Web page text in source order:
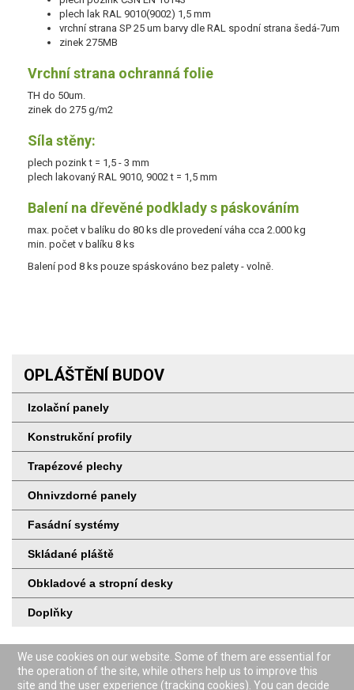
plech lak RAL 9010(9002) 1,5 mm
vrchní strana SP 25 um barvy dle RAL spodní strana šedá-7um
zinek 275MB
Vrchní strana ochranná folie
TH do 50um.
zinek do 275 g/m2
Síla stěny:
plech pozink t = 1,5 - 3 mm
plech lakovaný RAL 9010, 9002 t = 1,5 mm
Balení na dřevěné podklady s páskováním
max. počet v balíku do 80 ks dle provedení váha cca 2.000 kg
min. počet v balíku 8 ks
Balení pod 8 ks pouze spáskováno bez palety - volně.
OPLÁŠTĚNÍ BUDOV
Izolační panely
Konstrukční profily
Trapézové plechy
Ohnivzdorné panely
Fasádní systémy
Skládané pláště
Obkladové a stropní desky
Doplňky
Veškeré dokumenty a technické listy k výrobkům na
We use cookies on our website. Some of them are essential for
the operation of the site, while others help us to improve this
site and the user experience (tracking cookies). You can decide